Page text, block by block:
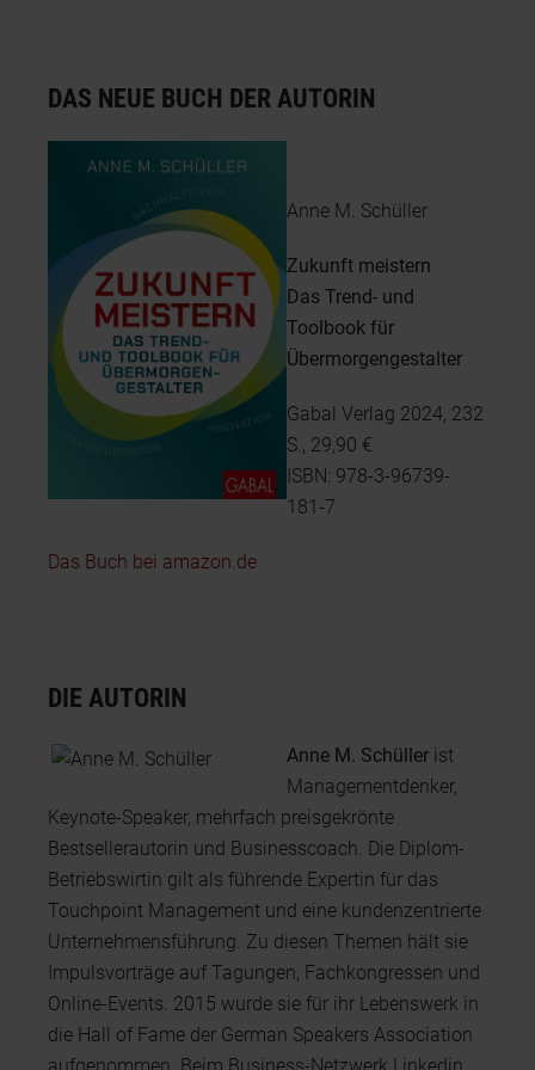
DAS NEUE BUCH DER AUTORIN
Anne M. Schüller
Zukunft meistern
Das Trend- und
Toolbook für
Übermorgengestalter
Gabal Verlag 2024, 232
S., 29,90 €
ISBN: 978-3-96739-
181-7
Das Buch bei amazon.de
DIE AUTORIN
Anne M. Schüller ist
Managementdenker,
Keynote-Speaker, mehrfach preisgekrönte
Bestsellerautorin und Businesscoach. Die Diplom-
Betriebswirtin gilt als führende Expertin für das
Touchpoint Management und eine kundenzentrierte
Unternehmensführung. Zu diesen Themen hält sie
Impulsvorträge auf Tagungen, Fachkongressen und
Online-Events. 2015 wurde sie für ihr Lebenswerk in
die Hall of Fame der German Speakers Association
aufgenommen. Beim Business-Netzwerk Linkedin